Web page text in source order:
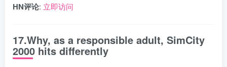
HN评论: 立即访问
17.Why, as a responsible adult, SimCity
2000 hits differently